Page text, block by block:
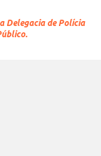
Delegacia de Polícia